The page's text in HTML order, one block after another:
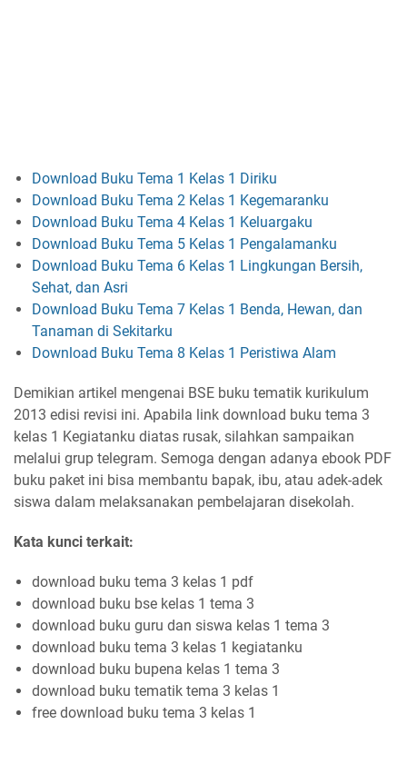
Download Buku Tema 1 Kelas 1 Diriku
Download Buku Tema 2 Kelas 1 Kegemaranku
Download Buku Tema 4 Kelas 1 Keluargaku
Download Buku Tema 5 Kelas 1 Pengalamanku
Download Buku Tema 6 Kelas 1 Lingkungan Bersih,
Sehat, dan Asri
Download Buku Tema 7 Kelas 1 Benda, Hewan, dan
Tanaman di Sekitarku
Download Buku Tema 8 Kelas 1 Peristiwa Alam
Demikian artikel mengenai BSE buku tematik kurikulum
2013 edisi revisi ini. Apabila link download buku tema 3
kelas 1 Kegiatanku diatas rusak, silahkan sampaikan
melalui grup telegram. Semoga dengan adanya ebook PDF
buku paket ini bisa membantu bapak, ibu, atau adek-adek
siswa dalam melaksanakan pembelajaran disekolah.
Kata kunci terkait:
download buku tema 3 kelas 1 pdf
download buku bse kelas 1 tema 3
download buku guru dan siswa kelas 1 tema 3
download buku tema 3 kelas 1 kegiatanku
download buku bupena kelas 1 tema 3
download buku tematik tema 3 kelas 1
free download buku tema 3 kelas 1